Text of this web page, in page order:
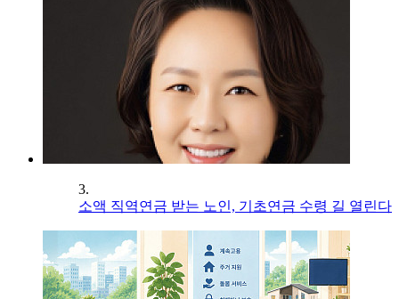
3.
소액 직역연금 받는 노인, 기초연금 수령 길 열린다